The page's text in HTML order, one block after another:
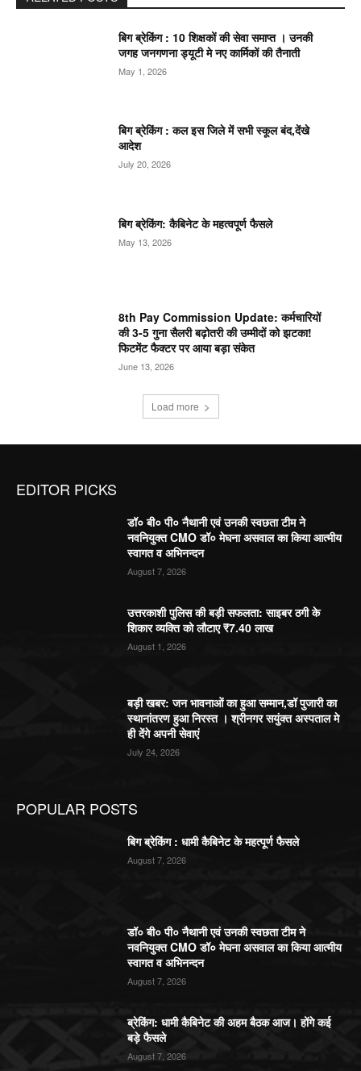
बिग ब्रेकिंग : 10 शिक्षकों की सेवा समाप्त । उनकी
जगह जनगणना ड्यूटी मे नए कार्मिकों की तैनाती
May 1, 2026
बिग ब्रेकिंग : कल इस जिले में सभी स्कूल बंद,देंखे
आदेश
July 20, 2026
बिग ब्रेकिंग: कैबिनेट के महत्वपूर्ण फैसले
May 13, 2026
8th Pay Commission Update: कर्मचारियों
की 3-5 गुना सैलरी बढ़ोतरी की उम्मीदों को झटका!
फिटमेंट फैक्टर पर आया बड़ा संकेत
June 13, 2026
Load more
EDITOR PICKS
डॉ० बी० पी० नैथानी एवं उनकी स्वछता टीम ने
नवनियुक्त CMO डॉ० मेघना असवाल का किया आत्मीय
स्वागत व अभिनन्दन
August 7, 2026
उत्तरकाशी पुलिस की बड़ी सफलता: साइबर ठगी के
शिकार व्यक्ति को लौटाए ₹7.40 लाख
August 1, 2026
बड़ी खबर: जन भावनाओं का हुआ सम्मान,डॉ पुजारी का
स्थानांतरण हुआ निरस्त । श्रीनगर सयुंक्त अस्पताल मे
ही देंगे अपनी सेवाएं
July 24, 2026
POPULAR POSTS
बिग ब्रेकिंग : धामी कैबिनेट के महत्पूर्ण फैसले
August 7, 2026
डॉ० बी० पी० नैथानी एवं उनकी स्वछता टीम ने
नवनियुक्त CMO डॉ० मेघना असवाल का किया आत्मीय
स्वागत व अभिनन्दन
August 7, 2026
ब्रेकिंग: धामी कैबिनेट की अहम बैठक आज। होंगे कई
बड़े फैसले
August 7, 2026